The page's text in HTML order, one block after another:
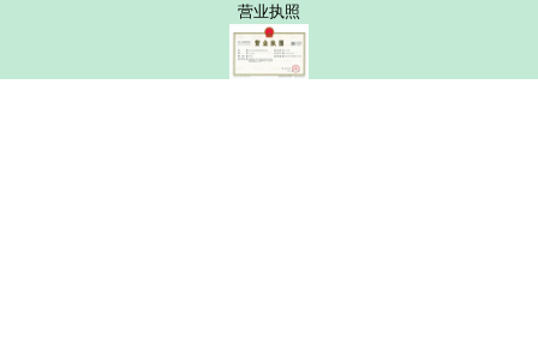
营业执照